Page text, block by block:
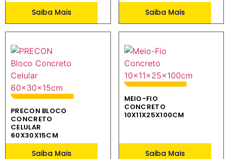
Saiba Mais Saiba Mais
PRECON BLOCO
CONCRETO
CELULAR
60X30X15CM
Saiba Mais
MEIO-FIO
CONCRETO
10X11X25X100CM
Saiba Mais